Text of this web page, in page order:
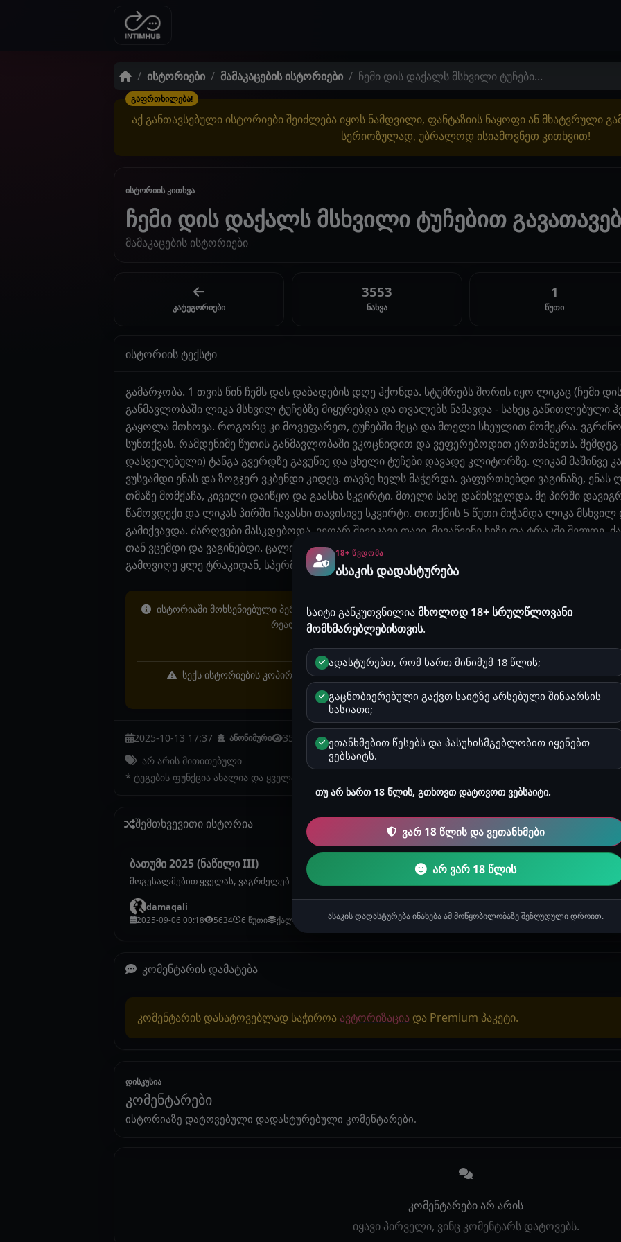
ისტორიები მამაკაცების ისტორიები ჩემი დის დაქალს მსხვილი ტუჩები...
გაფრთხილება!
აქ განთავსებული ისტორიები შეიძლება იყოს ნამდვილი, ფანტაზიის ნაყოფი ან მხატვრული
სერიოზულად, უბრალოდ ისიამოვნეთ კითხვით!
ისტორიის კითხვა
ჩემი დის დაქალს მსხვილი ტუჩებით
მამაკაცების ისტორიები
კატეგორიები
3553
ნახვა
1
წუთი
ისტორიის ტექსტი
გამარჯობა. 1 თვის წინ ჩემს დას დაბადების დღე ჰქონდა. სტუმრებს შორის იყო ლიკაც (ჩემი
განმავლობაში ლიკა მსხვილ ტუჩებზე მიყურებდა და თვალებს ნამავდა - სახეც
გაყოლა მთხოვა. როგორც კი მოვეფარეთ, ტუჩებში მეცა და მთელი სხეულით მომეკრა.
სუნთქვას. რამდენიმე წუთის განმავლობაში ვკოცნიდით და ვეფერებოდით ერთმანეთს. შემდეგ
დასველებული) ტანგა გვერდზე გავუწიე და ცხელი ტუჩები დავადე კლიტორზე. ლიკამ მაშინვე
ვუსვამდი ენას და ზოგჯერ ვკბენდი კიდეც. თავზე ხელს მაჭერდა. ვაფურთხებდი ვაგინაზე,
თმაზე მომქაჩა, კივილი დაიწყო და გაასხა სკვირტი. მთელი სახე დამისველდა. მე პირში
წამოვდექი და ლიკას პირში ჩავასხი თავისივე სკვირტი. თითქმის 5 წუთი მიჭამდა ლიკა
გამიქვავდა. ძარღვები მასკდებოდა. ვეღარ შევიკავე თავი. მივაწვინე ხეზე და ტრაკში
თან ვცემდი და ვაგინებდი. ცალი ხელით კლიტორს ვუწვალებდი. კიდევ აცახცახდა და გაათავა.
გამოვიღე ყლე ტრაკიდან, სპერმა ლავასავით გადმოიღვარა.
ისტორიაში მოხსენიებული პერსონაჟები, სახელები და ლოკაციები შესაძლოა იყოს გამოგონილი
რეალურ მოვლენებს ან რეალურ ფაქტებს. ნებისმიერი დამთხვევა არის
ყურადღება! გაიგე, რატომ არის ეს მნიშვნელოვანი
სექს ისტორიების კოპირება ან საჯარო სივრცეში განთავსება, მაგალითად Facebook, TikTok,
აკრძალულია!
2025-10-13 17:37 ანონიმური 3553 1 წუთი
მამაკაცების ისტორიები
არ არის მითითებული
* ტეგების ფუნქცია ახალია და ყველა ისტორიაზე ჯერ არ არის დამატებული.
შემთხვევითი ისტორია
ბათუმი 2025 (ნაწილი III)
მოგესალმებით ყველას, ვაგრძელებ ჩემი ზაფხულის გიჟობების მოყოლას. მოკლედ, ნომერში რომ დავბრუნდი
damaqali
2025-09-06 00:18 5634 6 წუთი ქალების ისტორიები
კომენტარის დამატება
კომენტარის დასატოვებლად საჭიროა ავტორიზაცია და Premium პაკეტი.
დისკუსია
კომენტარები
ისტორიაზე დატოვებული დადასტურებული კომენტარები.
კომენტარები არ არის
იყავი პირველი, ვინც კომენტარს დატოვებს.
18+ ᲬᲕᲓᲝᲛᲐ
ასაკის დადასტურება
საიტი განკუთვნილიამხოლოდ 18+ სრულწლოვანი
მომხმარებლებისთვის.
ადასტურებთ, რომ ხართ მინიმუმ 18 წლის;
გაცნობიერებული გაქვთ საიტზე არსებული შინაარსის
ხასიათი;
ეთანხმებით წესებს და პასუხისმგებლობით იყენებთ
ვებსაიტს.
თუ არ ხართ 18 წლის, გთხოვთ დატოვოთ ვებსაიტი.
ვარ 18 წლის და ვეთანხმები
არ ვარ 18 წლის
ასაკის დადასტურება ინახება ამ მოწყობილობაზე შეზღუდული დროით.